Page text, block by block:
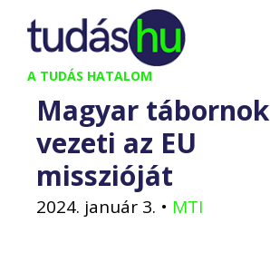
Kilépés
tartalomba
A TUDÁS HATALOM
Magyar tábornok
vezeti az EU
misszióját
2024. január 3. • MTI